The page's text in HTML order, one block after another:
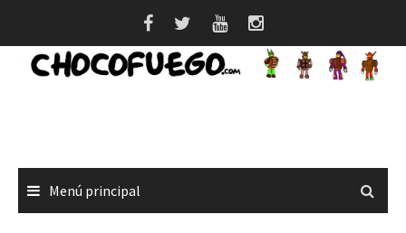
contenido
Menú principal